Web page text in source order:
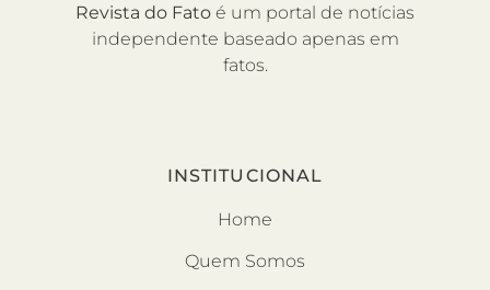
Revista do Fato é um portal de notícias
independente baseado apenas em
fatos.
INSTITUCIONAL
Home
Quem Somos